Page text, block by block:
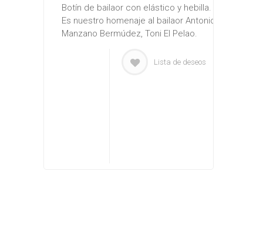
Botín de bailaor con elástico y hebilla.
Es nuestro homenaje al bailaor Antonio
Manzano Bermúdez, Toni El Pelao.
Lista de deseos